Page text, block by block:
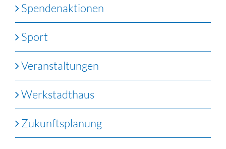
Spendenaktionen
Sport
Veranstaltungen
Werkstadthaus
Zukunftsplanung